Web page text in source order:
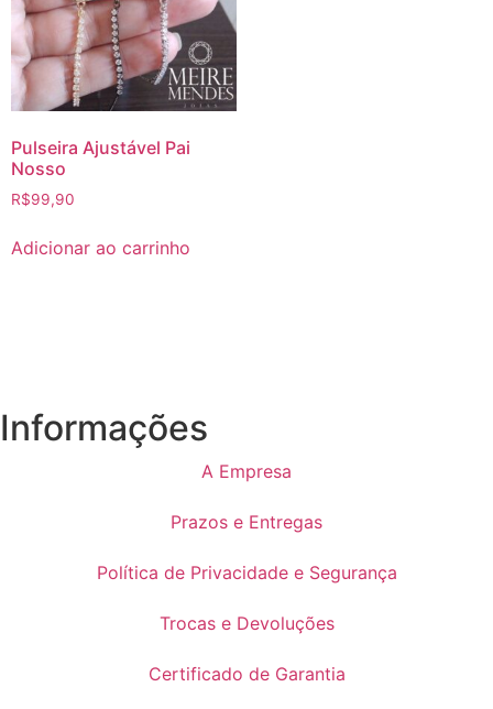
Pulseira Ajustável Pai
Nosso
R$99,90
Adicionar ao carrinho
Informações
A Empresa
Prazos e Entregas
Política de Privacidade e Segurança
Trocas e Devoluções
Certificado de Garantia